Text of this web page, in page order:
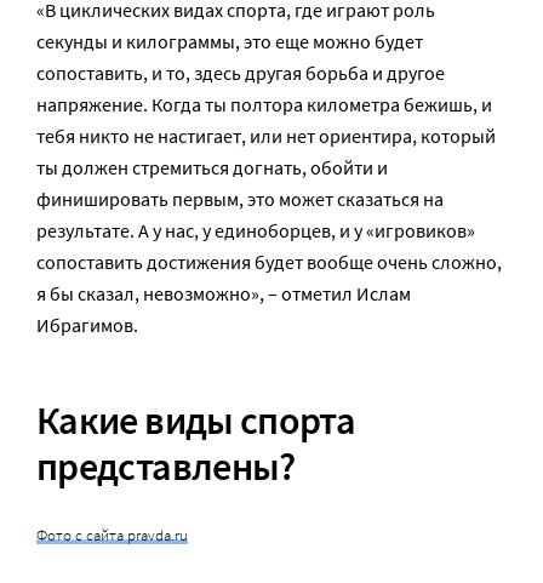
«В циклических видах спорта, где играют роль
секунды и килограммы, это еще можно будет
сопоставить, и то, здесь другая борьба и другое
напряжение. Когда ты полтора километра бежишь, и
тебя никто не настигает, или нет ориентира, который
ты должен стремиться догнать, обойти и
финишировать первым, это может сказаться на
результате. А у нас, у единоборцев, и у «игровиков»
сопоставить достижения будет вообще очень сложно,
я бы сказал, невозможно», – отметил Ислам
Ибрагимов.
Какие виды спорта
представлены?
Фото с сайта pravda.ru